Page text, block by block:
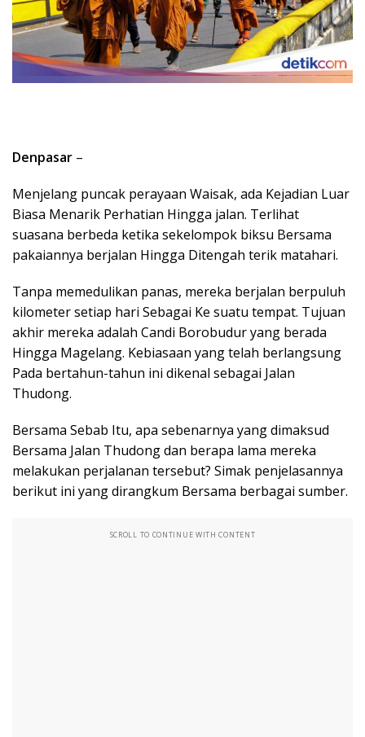
Denpasar –
Menjelang puncak perayaan Waisak, ada Kejadian Luar
Biasa Menarik Perhatian Hingga jalan. Terlihat
suasana berbeda ketika sekelompok biksu Bersama
pakaiannya berjalan Hingga Ditengah terik matahari.
Tanpa memedulikan panas, mereka berjalan berpuluh
kilometer setiap hari Sebagai Ke suatu tempat. Tujuan
akhir mereka adalah Candi Borobudur yang berada
Hingga Magelang. Kebiasaan yang telah berlangsung
Pada bertahun-tahun ini dikenal sebagai Jalan
Thudong.
Bersama Sebab Itu, apa sebenarnya yang dimaksud
Bersama Jalan Thudong dan berapa lama mereka
melakukan perjalanan tersebut? Simak penjelasannya
berikut ini yang dirangkum Bersama berbagai sumber.
SCROLL TO CONTINUE WITH CONTENT